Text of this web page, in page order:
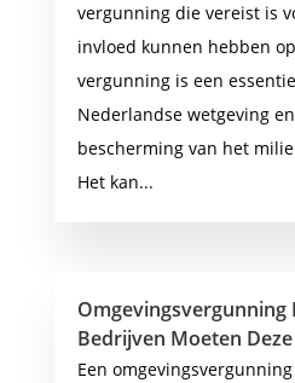
vergunning die vereist is
invloed kunnen hebben
vergunning is een
Nederlandse wetgeving
bescherming van het
Het kan...
Omgevingsvergunning
Bedrijven Moeten
Een